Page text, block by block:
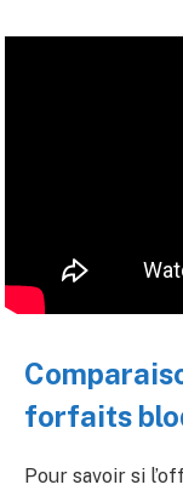
forfaits
Pour savoir si